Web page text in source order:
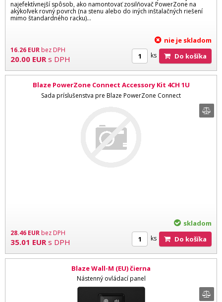
najefektívnejší spôsob, ako namontovať zosilňovač PowerZone na
akýkoľvek rovný povrch (na stenu alebo do iných inštalačných riešení
mimo štandardného racku)...
16.26 EURbez DPH
20.00 EUR s DPH
nie je skladom
ks Do košíka
Blaze PowerZone Connect Accessory Kit 4CH 1U
Sada príslušenstva pre Blaze PowerZone Connect
28.46 EURbez DPH
35.01 EUR s DPH
skladom
ks Do košíka
Blaze Wall-M (EU) čierna
Nástenný ovládací panel